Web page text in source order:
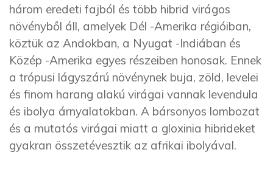
három eredeti fajból és több hibrid virágos
növényből áll, amelyek Dél -Amerika régióiban,
köztük az Andokban, a Nyugat -Indiában és
Közép -Amerika egyes részeiben honosak. Ennek
a trópusi lágyszárú növénynek buja, zöld, levelei
és finom harang alakú virágai vannak levendula
és ibolya árnyalatokban. A bársonyos lombozat
és a mutatós virágai miatt a gloxinia hibrideket
gyakran összetévesztik az afrikai ibolyával.